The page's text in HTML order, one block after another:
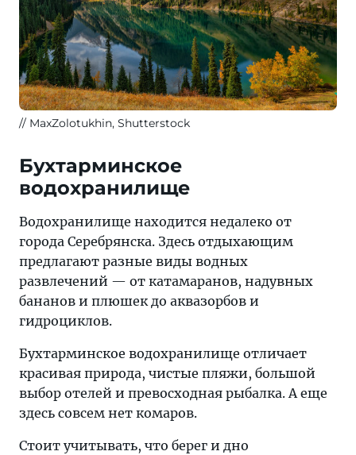
MaxZolotukhin, Shutterstock
Бухтарминское
водохранилище
Водохранилище находится недалеко от
города Серебрянска. Здесь отдыхающим
предлагают разные виды водных
развлечений — от катамаранов, надувных
бананов и плюшек до аквазорбов и
гидроциклов.
Бухтарминское водохранилище отличает
красивая природа, чистые пляжи, большой
выбор отелей и превосходная рыбалка. А еще
здесь совсем нет комаров.
Стоит учитывать, что берег и дно